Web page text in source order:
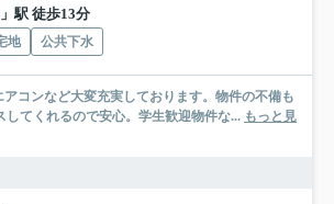
駅 徒歩13分
地 公共下水
コンなど大変充実しております。物件の不備も
してくれるので安心。学生歓迎物件な... もっと見